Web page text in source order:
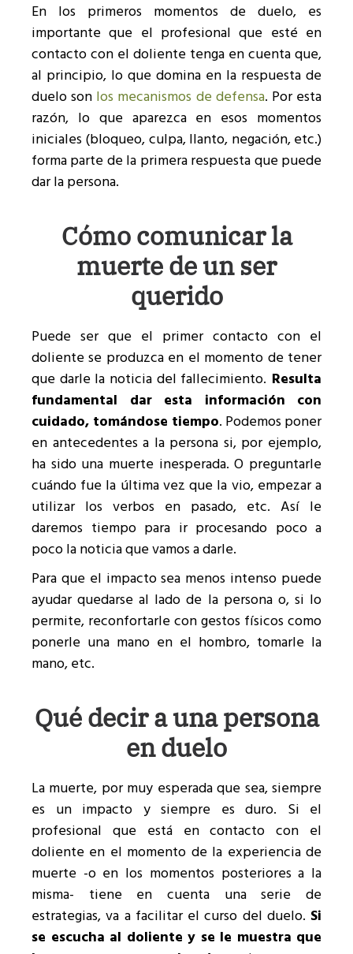
En los primeros momentos de duelo, es
importante que el profesional que esté en
contacto con el doliente tenga en cuenta que,
al principio, lo que domina en la respuesta de
duelo son los mecanismos de defensa. Por esta
razón, lo que aparezca en esos momentos
iniciales (bloqueo, culpa, llanto, negación, etc.)
forma parte de la primera respuesta que puede
dar la persona.
Cómo comunicar la
muerte de un ser
querido
Puede ser que el primer contacto con el
doliente se produzca en el momento de tener
que darle la noticia del fallecimiento. Resulta
fundamental dar esta información con
cuidado, tomándose tiempo. Podemos poner
en antecedentes a la persona si, por ejemplo,
ha sido una muerte inesperada. O preguntarle
cuándo fue la última vez que la vio, empezar a
utilizar los verbos en pasado, etc. Así le
daremos tiempo para ir procesando poco a
poco la noticia que vamos a darle.
Para que el impacto sea menos intenso puede
ayudar quedarse al lado de la persona o, si lo
permite, reconfortarle con gestos físicos como
ponerle una mano en el hombro, tomarle la
mano, etc.
Qué decir a una persona
en duelo
La muerte, por muy esperada que sea, siempre
es un impacto y siempre es duro. Si el
profesional que está en contacto con el
doliente en el momento de la experiencia de
muerte -o en los momentos posteriores a la
misma- tiene en cuenta una serie de
estrategias, va a facilitar el curso del duelo. Si
se escucha al doliente y se le muestra que